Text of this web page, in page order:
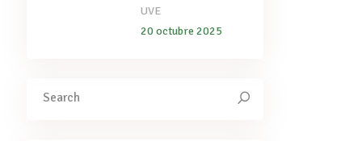
UVE
20 octubre 2025